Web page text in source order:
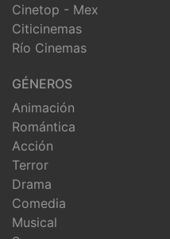
Cinetop - Mex
Citicinemas
Río Cinemas
GÉNEROS
Animación
Romántica
Acción
Terror
Drama
Comedia
Musical